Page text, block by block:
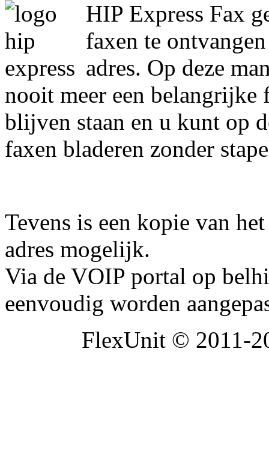
HIP Express Fax
faxen te
adres. Op deze
nooit meer een
blijven staan en u kunt op
faxen bladeren zonder
Tevens is een kopie van
adres mogelijk.
Via de VOIP portal op
eenvoudig worden
FlexUnit © 2011-